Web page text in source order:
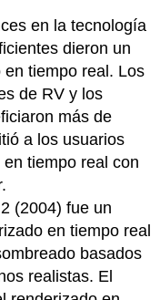
en la tecnología
dieron un
tiempo real. Los
de RV y los
más de
a los usuarios
tiempo real con
(2004) fue un
en tiempo real
basados
realistas. El